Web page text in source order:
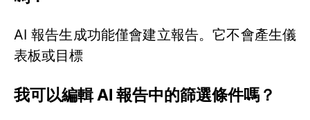
AI 報告生成功能僅會建立報告。它不會產生儀
表板或目標
我可以編輯 AI 報告中的篩選條件嗎？